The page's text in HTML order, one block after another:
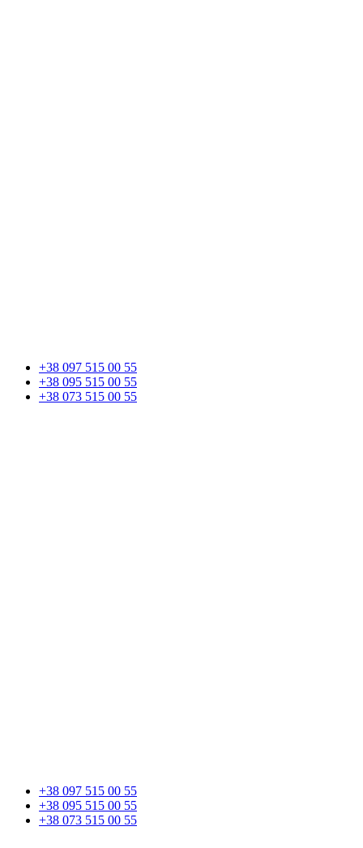
+38 097 515 00 55
+38 095 515 00 55
+38 073 515 00 55
+38 097 515 00 55
+38 095 515 00 55
+38 073 515 00 55